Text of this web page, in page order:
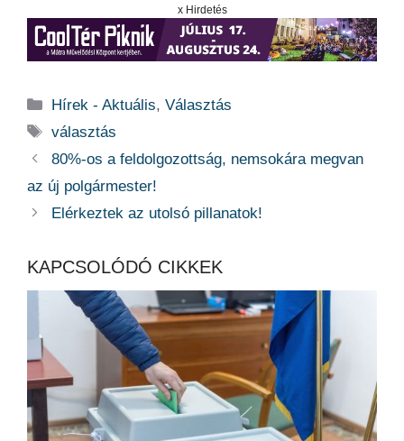
x Hirdetés
Kategória
Hírek - Aktuális,Választás
Címkék
választás
80%-os a feldolgozottság, nemsokára megvan
az új polgármester!
Elérkeztek az utolsó pillanatok!
KAPCSOLÓDÓ CIKKEK